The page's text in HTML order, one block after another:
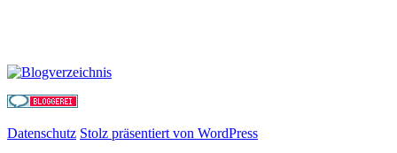
Datenschutz Stolz präsentiert von WordPress